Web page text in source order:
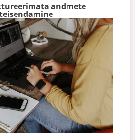
andmete
teisendamine